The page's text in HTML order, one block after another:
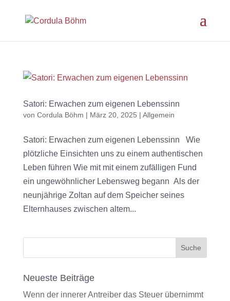
Satori: Erwachen zum eigenen Lebenssinn
von Cordula Böhm | März 20, 2025 | Allgemein
Satori: Erwachen zum eigenen Lebenssinn Wie
plötzliche Einsichten uns zu einem authentischen
Leben führen Wie mit mit einem zufälligen Fund
ein ungewöhnlicher Lebensweg begann Als der
neunjährige Zoltan auf dem Speicher seines
Elternhauses zwischen altem...
Neueste Beiträge
Wenn der innerer Antreiber das Steuer übernimmt